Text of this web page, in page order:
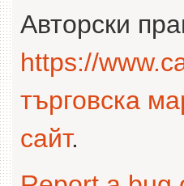
Авторски
https://
търговска
сайт.